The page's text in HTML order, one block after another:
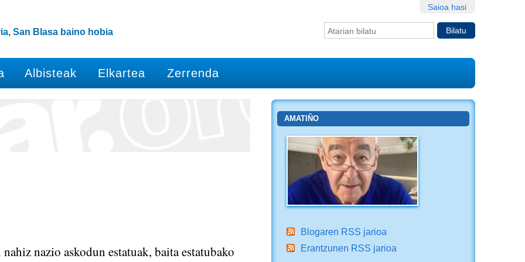
Saioa hasi
Bilatu atarian
San Blasa baino hobia
Albisteak Elkartea Zerrenda
nazio askodun estatuak, baita estatubako
AMATIÑO
Blogaren RSS jarioa
Erantzunen RSS jarioa